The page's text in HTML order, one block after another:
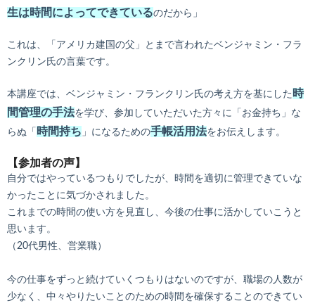
生は時間によってできているのだから」
これは、「アメリカ建国の父」とまで言われたベンジャミン・フラ
ンクリン氏の言葉です。
本講座では、ベンジャミン・フランクリン氏の考え方を基にした 時
間管理の手法を学び、参加していただいた方々に「お金持ち」な
らぬ「 時間持ち 」になるための手帳活用法をお伝えします。
【参加者の声】
自分ではやっているつもりでしたが、時間を適切に管理できていな
かったことに気づかされました。
これまでの時間の使い方を見直し、今後の仕事に活かしていこうと
思います。
（20代男性、営業職）
今の仕事をずっと続けていくつもりはないのですが、職場の人数が
少なく、中々やりたいことのための時間を確保することのできてい